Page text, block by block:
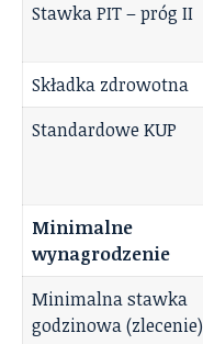
Stawka PIT – próg II
Składka zdrowotna
Standardowe KUP
Minimalne
wynagrodzenie
Minimalna stawka
godzinowa (zlecenie)